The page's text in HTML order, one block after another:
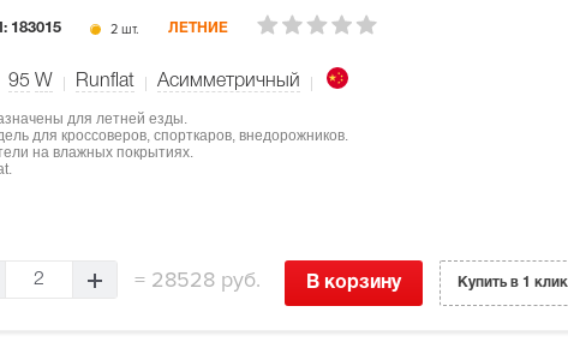
183015 2 шт. ЛЕТНИЕ
95 W Runflat Асимметричный
для летней езды.
для кроссоверов, спорткаров, внедорожников.
на влажных покрытиях.
2 = 28528 руб. В корзину Купить в 1 клик